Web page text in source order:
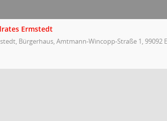
Ermstedt
Bürgerhaus, Amtmann-Wincopp-Straße 1, 99092